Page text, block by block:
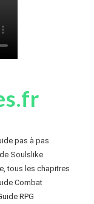
pas à pas
Soulslike
tous les chapitres
Combat
RPG